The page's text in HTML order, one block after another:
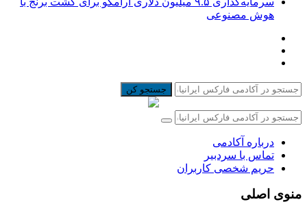
هوش مصنوعی
جستجو کن
درباره آکادمی
تماس با سردبیر
حریم شخصی کاربران
منوی اصلی